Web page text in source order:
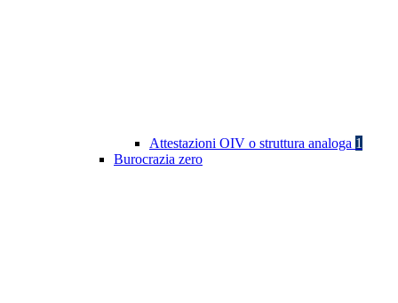
Attestazioni OIV o struttura analoga 1
Burocrazia zero